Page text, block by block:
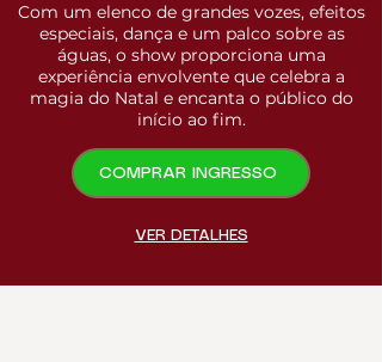
Com um elenco de grandes vozes, efeitos
especiais, dança e um palco sobre as
águas, o show proporciona uma
experiência envolvente que celebra a
magia do Natal e encanta o público do
início ao fim.
COMPRAR INGRESSO
VER DETALHES